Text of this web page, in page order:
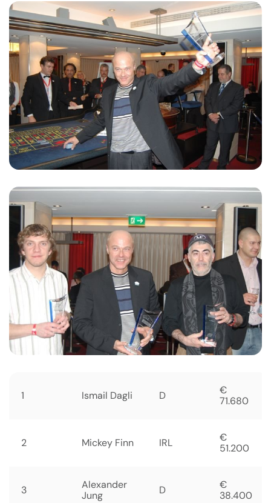
1 Ismail Dagli D
€
71.680
2 Mickey Finn IRL
€
51.200
3
Alexander
Jung
D
€
38.400